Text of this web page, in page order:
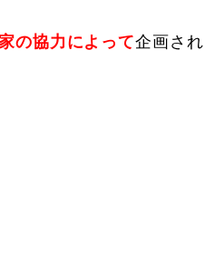
の協力によって企画され